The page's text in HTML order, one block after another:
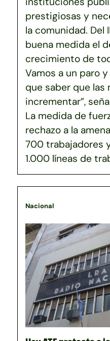
prestigiosas y
la comunidad. Del
buena medida el
crecimiento de
Vamos a un paro
que saber que las
incrementar”,
La medida de
rechazo a la
700 trabajadores
1.000 líneas de
Nacional